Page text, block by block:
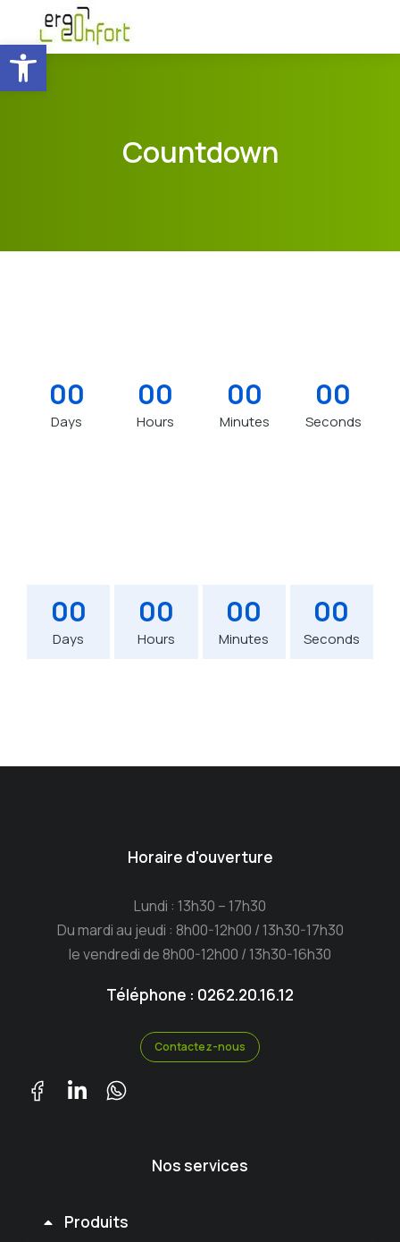
Ouvrir la barre d’outils
Countdown
00
Days
00
Hours
00
Minutes
00
Seconds
00
Days
00
Hours
00
Minutes
00
Seconds
Horaire d'ouverture
Lundi : 13h30 – 17h30
Du mardi au jeudi : 8h00-12h00 / 13h30-17h30
le vendredi de 8h00-12h00 / 13h30-16h30
Téléphone : 0262.20.16.12
Contactez-nous
Nos services
Produits